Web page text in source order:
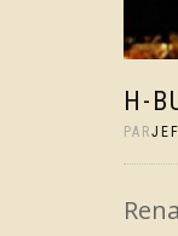
H-
PARJEF